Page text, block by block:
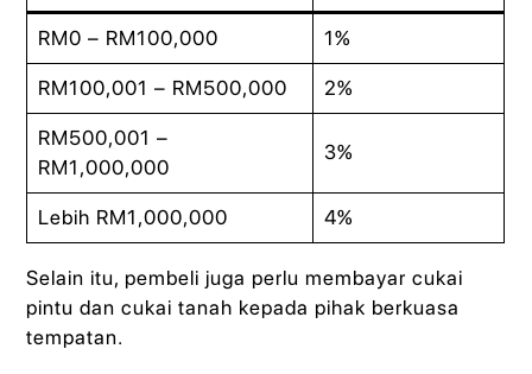
RM0 – RM100,000 1%
RM100,001 – RM500,000 2%
RM500,001 –
RM1,000,000
3%
Lebih RM1,000,000 4%
Selain itu, pembeli juga perlu membayar cukai
pintu dan cukai tanah kepada pihak berkuasa
tempatan.